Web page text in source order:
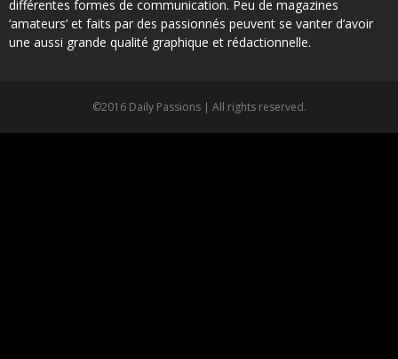
différentes formes de communication. Peu de magazines
‘amateurs’ et faits par des passionnés peuvent se vanter d’avoir
une aussi grande qualité graphique et rédactionnelle.
©2016 Daily Passions | All rights reserved.